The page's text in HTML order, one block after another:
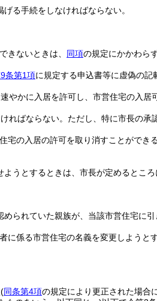
る手続をしなければならない。
きないときは、 同項の規定にかかわら
条第1項に規定する申込書等に虚偽の
やかに入居を許可し、市営住宅の入居
ればならない。 ただし、特に市長の承
宅の入居の許可を取り消すことができる
うとするときは、市長が定めるとこ
られていた親族が、当該市営住宅に
係る市営住宅の名義を変更しようと
(同条第4項の規定により更正された場合